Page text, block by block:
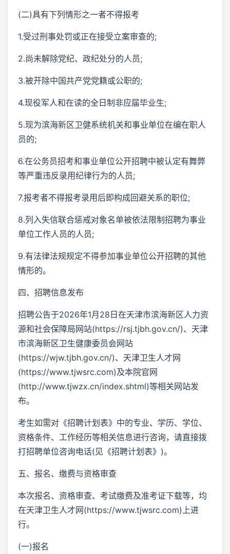
(二)具有下列情形之一者不得报考
1.受过刑事处罚或正在接受立案审查的;
2.尚未解除党纪、政纪处分的人员;
3.被开除中国共产党党籍或公职的;
4.现役军人和在读的全日制非应届毕业生;
5.现为滨海新区卫健系统机关和事业单位在编在职人
员的;
6.在公务员招考和事业单位公开招聘中被认定有舞弊
等严重违反录用纪律行为的人员;
7.报考者不得报考录用后即构成回避关系的职位;
8.列入失信联合惩戒对象名单被依法限制招聘为事业
单位工作人员的人员;
9.有法律法规规定不得参加事业单位公开招聘的其他
情形的。
四、招聘信息发布
招聘公告于2026年1月28日在天津市滨海新区人力资
源和社会保障局网站(https://rsj.tjbh.gov.cn/)、天津
市滨海新区卫生健康委员会网站
(https://wjw.tjbh.gov.cn/)、天津卫生人才网
(https://www.tjwsrc.com)及本院官网
(http://www.tjwzx.cn/index.shtml)等相关网站发
布。
考生如需对《招聘计划表》中的专业、学历、学位、
资格条件、工作经历等相关信息进行咨询，请直接拨
打招聘单位咨询电话(见《招聘计划表》)。
五、报名、缴费与资格审查
本次报名、资格审查、考试缴费及准考证下载等，均
在天津卫生人才网(https://www.tjwsrc.com)上进
行。
(一)报名